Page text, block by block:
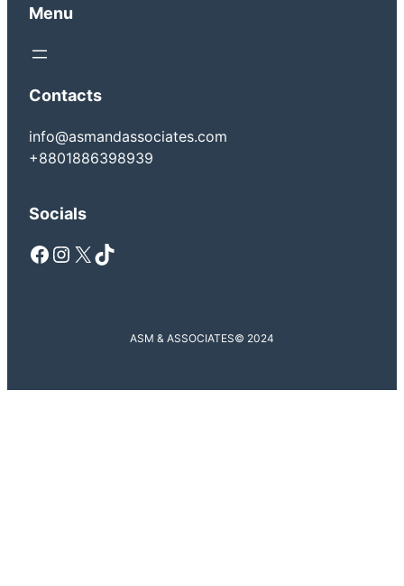
Menu
Contacts
info@asmandassociates.com
+8801886398939
Socials
Facebook Instagram X TikTok
ASM & ASSOCIATES© 2024